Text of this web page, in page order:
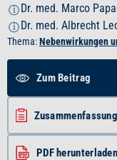
i Dr. med. Marco
i Dr. med. Albrecht
Thema:Nebenwirkungen
Zum Beitrag
Zusammenfassung
PDF herunterladen